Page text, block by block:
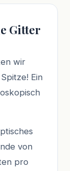
Gitter
wir
Ein
von
pro